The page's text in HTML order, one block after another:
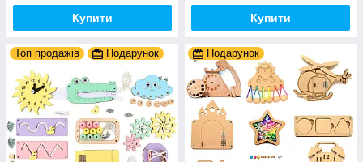
Купити Купити
Топ продажів Подарунок Подарунок